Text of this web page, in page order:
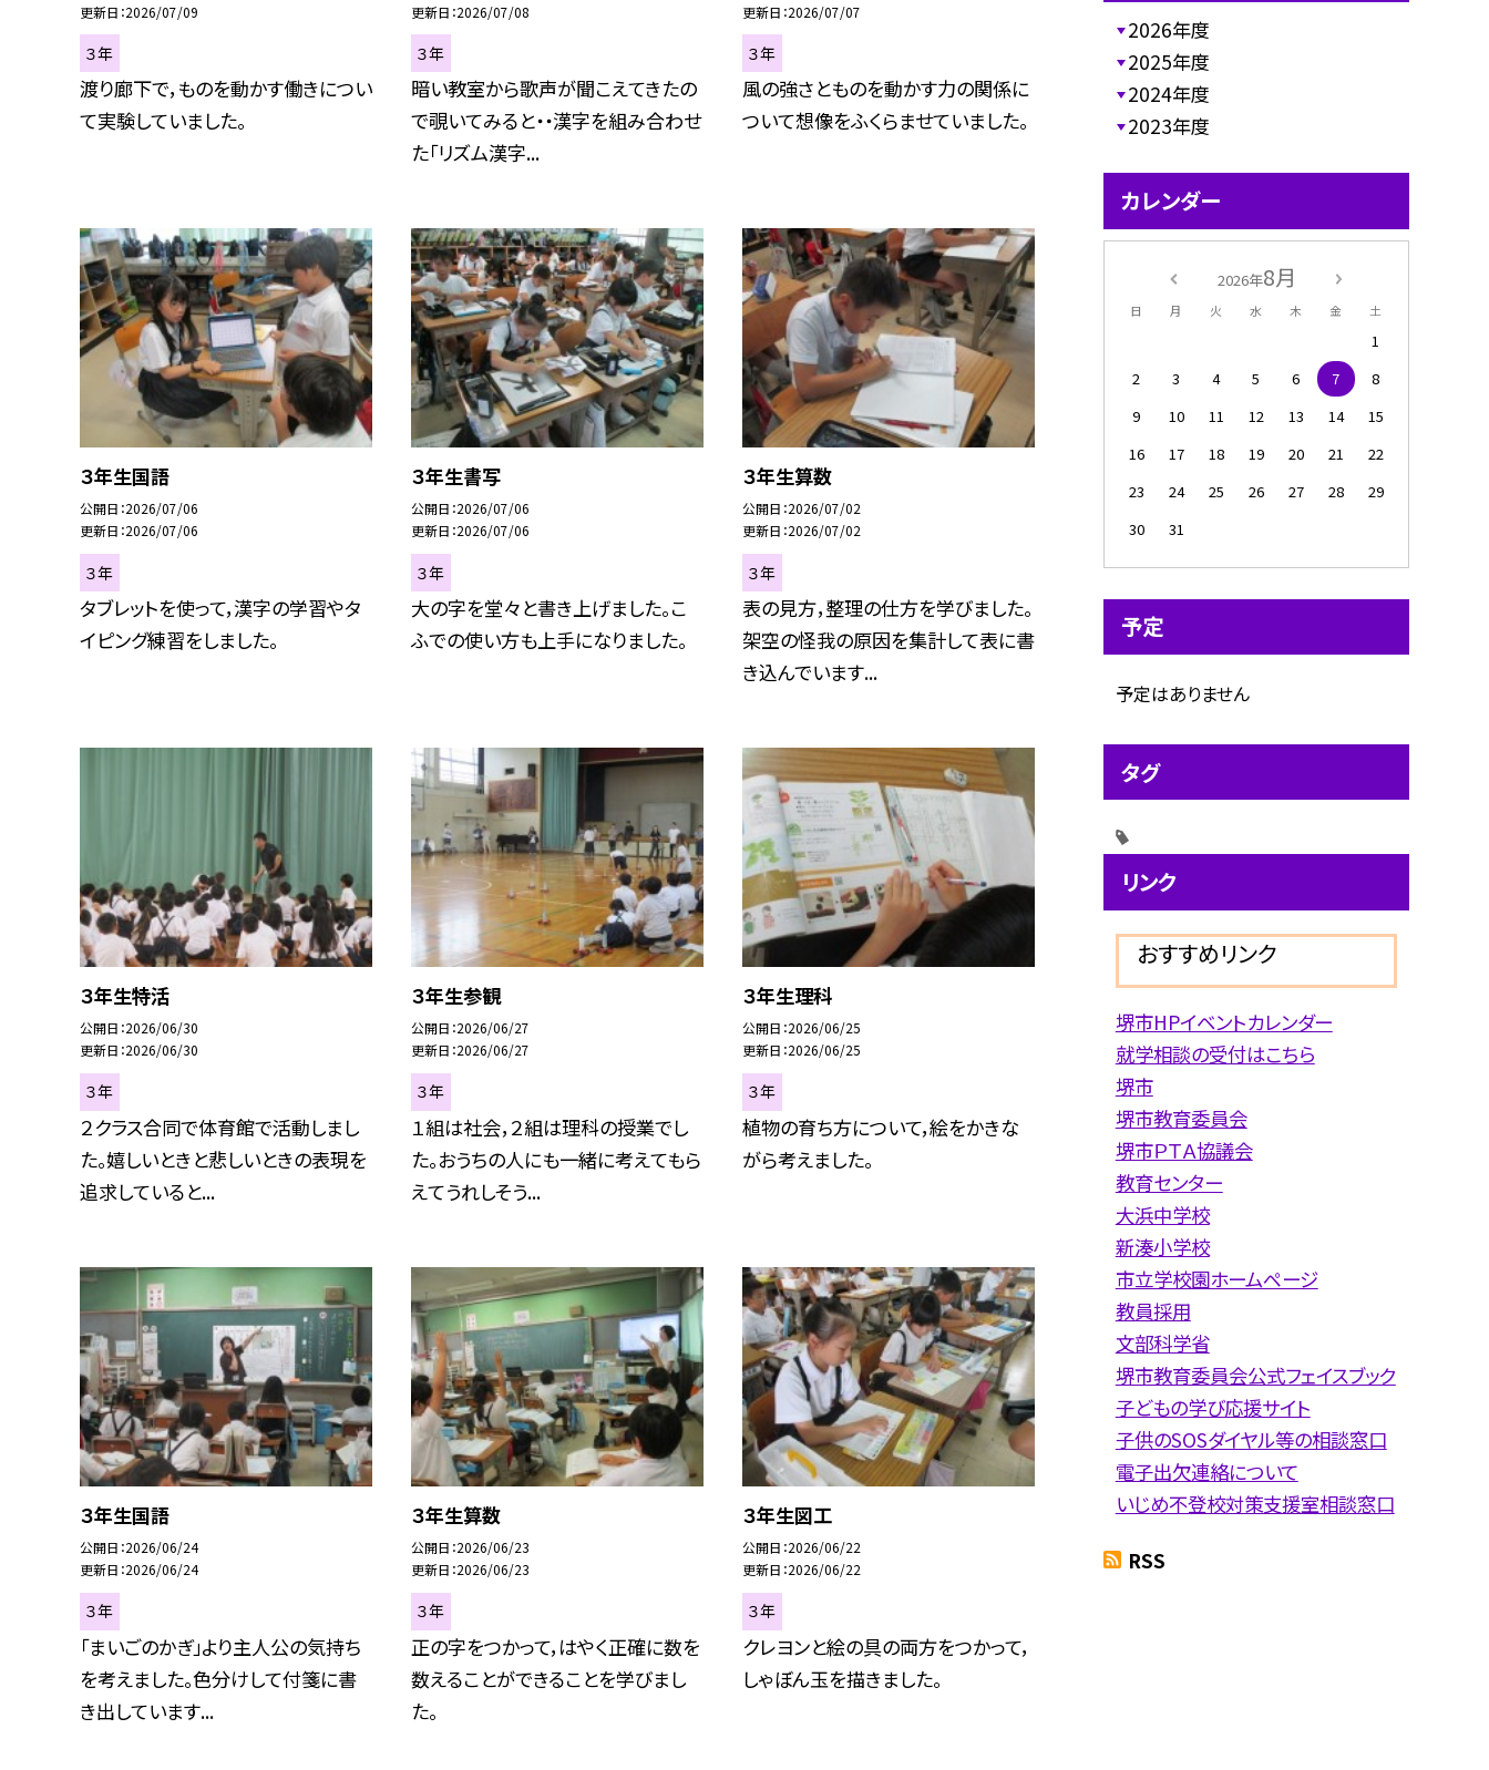
更新日 2026/07/09
３年
渡り廊下で，ものを動かす働きについ
て実験していました。
更新日 2026/07/08
３年
暗い教室から歌声が聞こえてきたの
で覗いてみると・・漢字を組み合わせ
た「リズム漢字...
更新日 2026/07/07
３年
風の強さとものを動かす力の関係に
ついて想像をふくらませていました。
３年生国語
公開日 2026/07/06
更新日 2026/07/06
３年
タブレットを使って，漢字の学習やタ
イピング練習をしました。
３年生書写
公開日 2026/07/06
更新日 2026/07/06
３年
大の字を堂々と書き上げました。こ
ふでの使い方も上手になりました。
３年生算数
公開日 2026/07/02
更新日 2026/07/02
３年
表の見方，整理の仕方を学びました。
架空の怪我の原因を集計して表に書
き込んでいます...
３年生特活
公開日 2026/06/30
更新日 2026/06/30
３年
２クラス合同で体育館で活動しまし
た。嬉しいときと悲しいときの表現を
追求していると...
３年生参観
公開日 2026/06/27
更新日 2026/06/27
３年
１組は社会，２組は理科の授業でし
た。おうちの人にも一緒に考えてもら
えてうれしそう...
３年生理科
公開日 2026/06/25
更新日 2026/06/25
３年
植物の育ち方について，絵をかきな
がら考えました。
３年生国語
公開日 2026/06/24
更新日 2026/06/24
３年
「まいごのかぎ」より主人公の気持ち
を考えました。色分けして付箋に書
き出しています...
３年生算数
公開日 2026/06/23
更新日 2026/06/23
３年
正の字をつかって，はやく正確に数を
数えることができることを学びまし
た。
３年生図工
公開日 2026/06/22
更新日 2026/06/22
３年
クレヨンと絵の具の両方をつかって，
しゃぼん玉を描きました。
2026年度
2025年度
2024年度
2023年度
カレンダー
2026年8月
日 月 火 水 木 金 土
1
2
3 4 5 6 7
8
9
10 11 12 13 14
15
16
17 18 19 20 21
22
23
24 25 26 27 28
29
30
31
予定
予定はありません
タグ
リンク
おすすめリンク
堺市HPイベントカレンダー
就学相談の受付はこちら
堺市
堺市教育委員会
堺市ＰＴＡ協議会
教育センター
大浜中学校
新湊小学校
市立学校園ホームページ
教員採用
文部科学省
堺市教育委員会公式フェイスブック
子どもの学び応援サイト
子供のSOSダイヤル等の相談窓口
電子出欠連絡について
いじめ不登校対策支援室相談窓口
RSS